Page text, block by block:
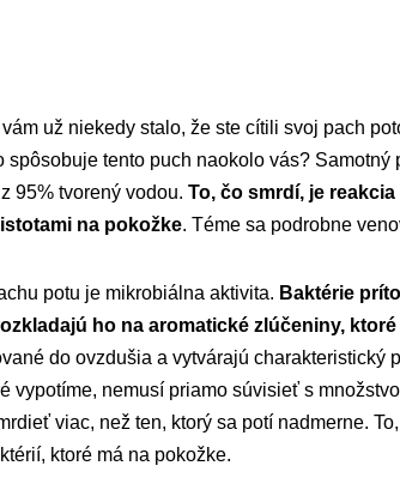
už niekedy stalo, že ste cítili svoj pach
spôsobuje tento puch naokolo vás?
95% tvorený vodou. To, čo smrdí, je
na pokožke. Téme sa podrobne
potu je mikrobiálna aktivita. Baktérie
ho na aromatické zlúčeniny,
do ovzdušia a vytvárajú charakteristický
vypotíme, nemusí priamo súvisieť s
viac, než ten, ktorý sa potí nadmerne.
ktoré má na pokožke.